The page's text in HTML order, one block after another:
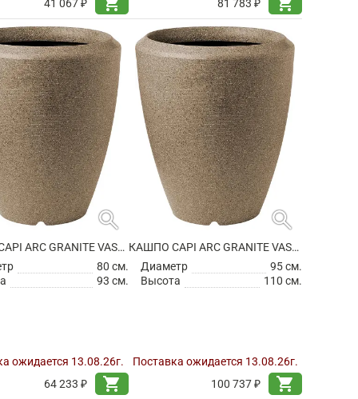
41 067 ₽
81 783 ₽
search
КАШПО CAPI ARC GRANITE VASE ELEGANT WARM TAUPE
80 см.
93 см.
ожидается 13.08.26г.
64 233 ₽
shopping_cart
search
КАШПО CAPI ARC GRANITE VASE ELEGANT WARM TAUPE
Диаметр
95 см.
Высота
110 см.
Поставка ожидается 13.08.26г.
100 737 ₽
shopping_cart